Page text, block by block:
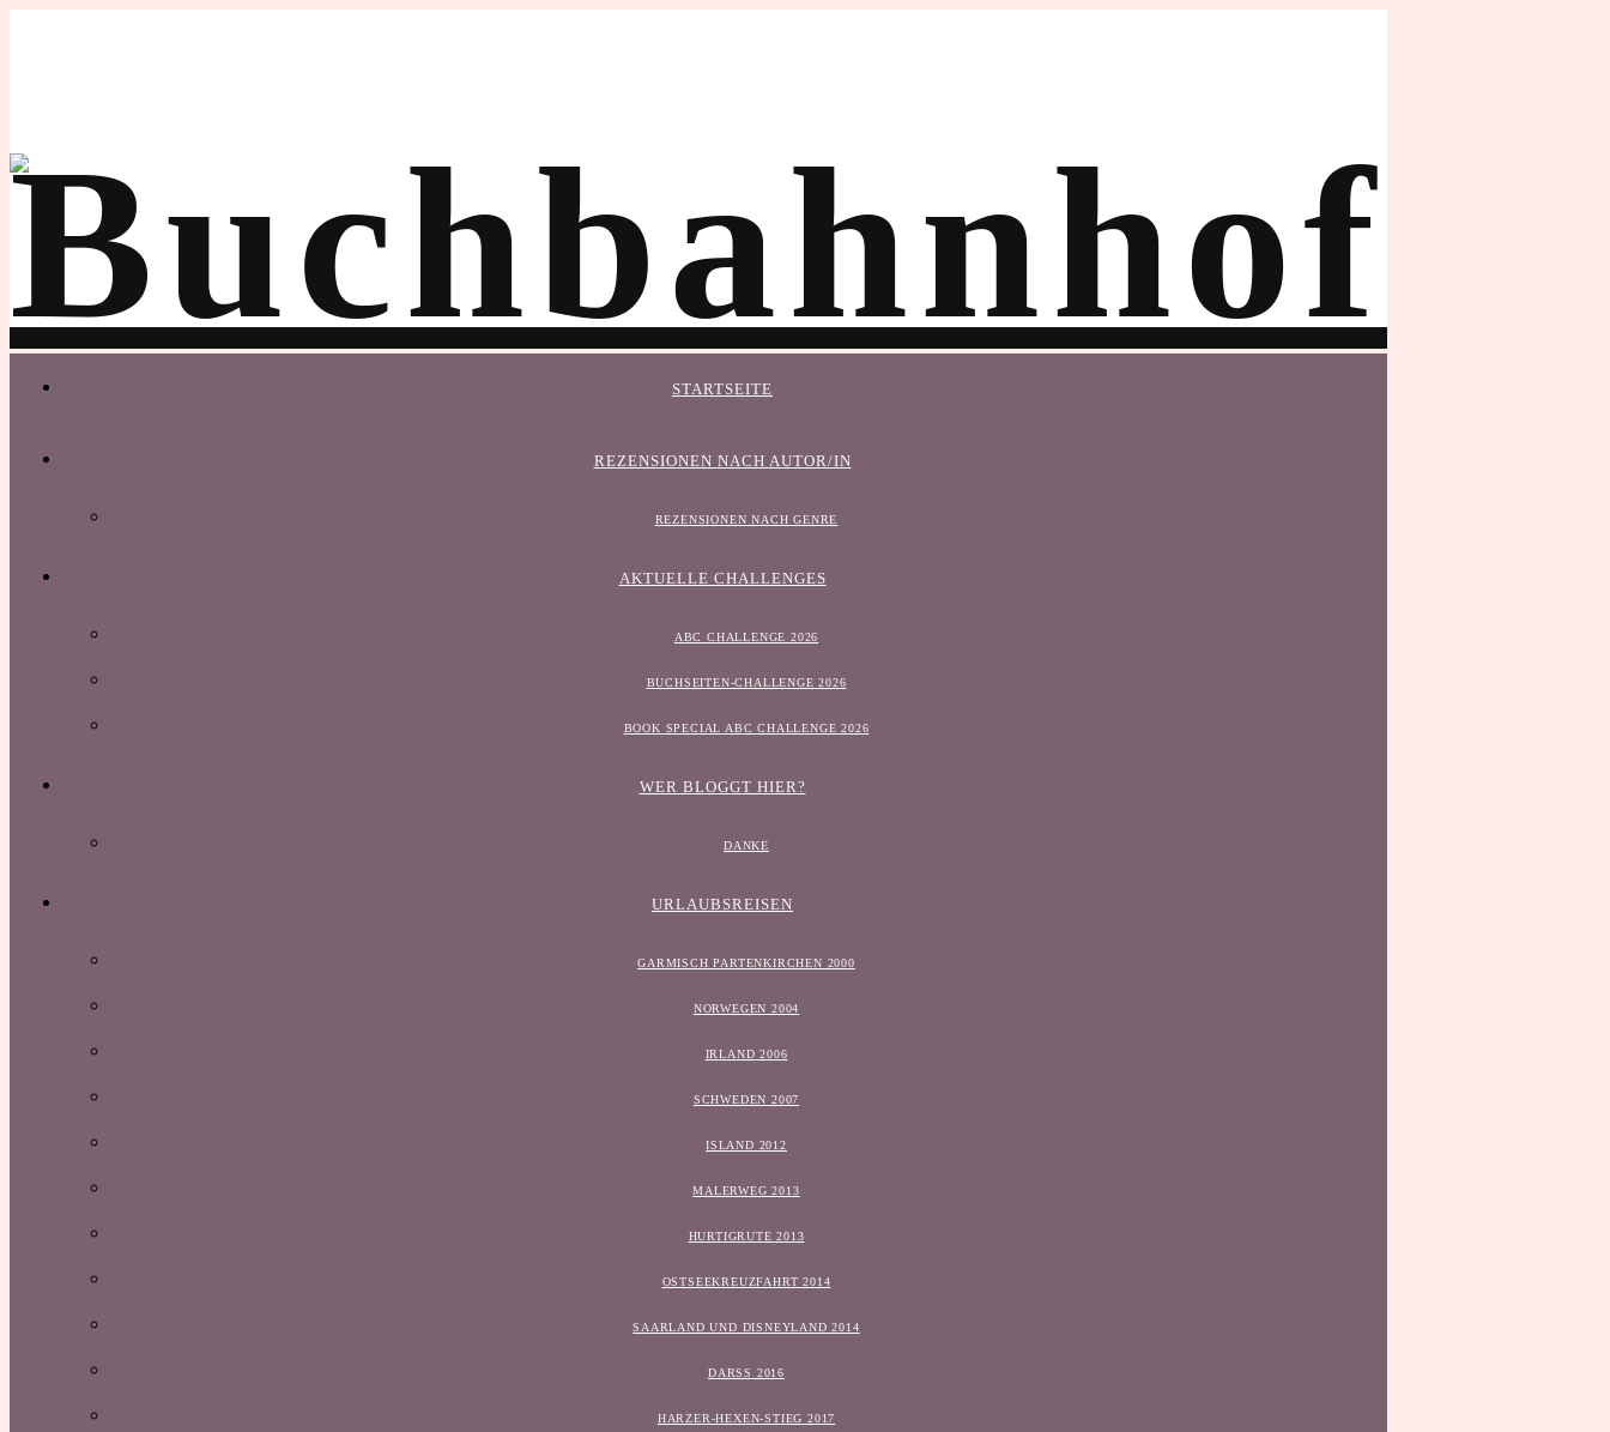
STARTSEITE
REZENSIONEN NACH AUTOR/IN
REZENSIONEN NACH GENRE
AKTUELLE CHALLENGES
ABC CHALLENGE 2026
BUCHSEITEN-CHALLENGE 2026
BOOK SPECIAL ABC CHALLENGE 2026
WER BLOGGT HIER?
DANKE
URLAUBSREISEN
GARMISCH PARTENKIRCHEN 2000
NORWEGEN 2004
IRLAND 2006
SCHWEDEN 2007
ISLAND 2012
MALERWEG 2013
HURTIGRUTE 2013
OSTSEEKREUZFAHRT 2014
SAARLAND UND DISNEYLAND 2014
DARSS 2016
HARZER-HEXEN-STIEG 2017